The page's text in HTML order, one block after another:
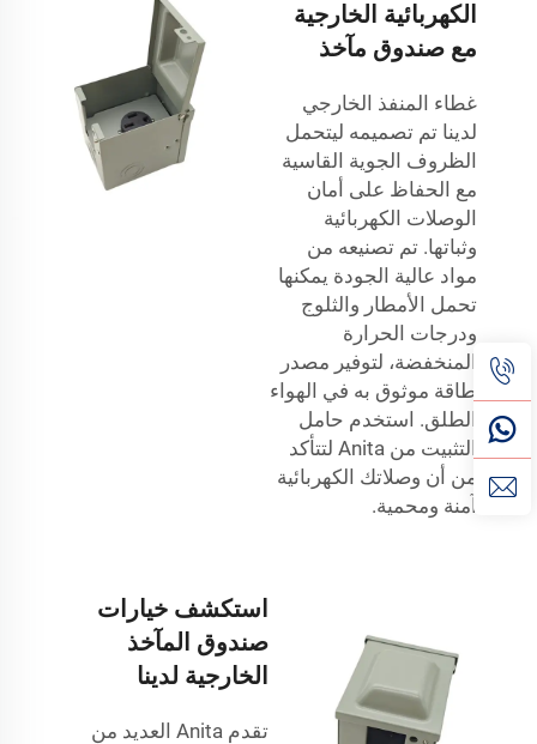
الكهربائية الخارجية
مع صندوق مآخذ
غطاء المنفذ الخارجي
لدينا تم تصميمه ليتحمل
الظروف الجوية القاسية
مع الحفاظ على أمان
الوصلات الكهربائية
وثباتها. تم تصنيعه من
مواد عالية الجودة يمكنها
تحمل الأمطار والثلوج
ودرجات الحرارة
المنخفضة، لتوفير مصدر
طاقة موثوق به في الهواء
الطلق. استخدم حامل
التثبيت من Anita لتتأكد
من أن وصلاتك الكهربائية
آمنة ومحمية.
استكشف خيارات
صندوق المآخذ
الخارجية لدينا
تقدم Anita العديد من